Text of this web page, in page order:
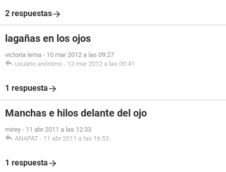
2 respuestas
lagañas en los ojos
victoria lema - 10 mar 2012 a las 09:27
usuario anónimo - 12 mar 2012 a las 00:41
1 respuesta
Manchas e hilos delante del ojo
mirey - 11 abr 2011 a las 12:33
ANAPAT - 11 abr 2011 a las 16:53
1 respuesta